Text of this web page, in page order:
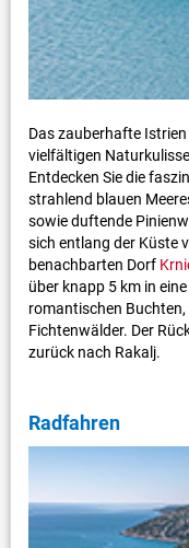
Das zauberhafte
vielfältigen
Entdecken Sie die
strahlend blauen
sowie duftende
sich entlang der Küste
benachbarten Dorf
über knapp 5 km in
romantischen
Fichtenwälder. Der
zurück nach Rakalj.
Radfahren